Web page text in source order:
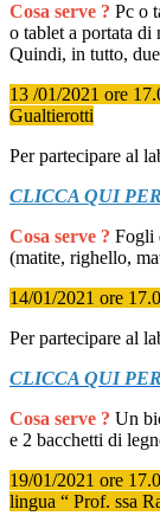
Cosa serve ? Pc o
o tablet a portata di
Quindi, in tutto,
13 /01/2021 ore
Gualtierotti
Per partecipare al
CLICCA QUI
Cosa serve ? Fogli
(matite, righello,
14/01/2021 ore
Per partecipare al
CLICCA QUI
Cosa serve ? Un
e 2 bacchetti di
19/01/2021 ore
lingua “ Prof. ssa